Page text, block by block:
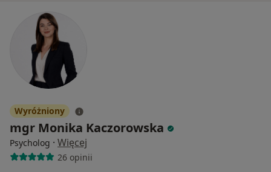
Wyróżniony
mgr Monika Kaczorowska
Psycholog · Więcej
26 opinii